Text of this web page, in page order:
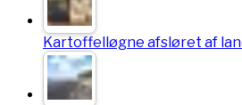
Kartoffelløgne afsløret af